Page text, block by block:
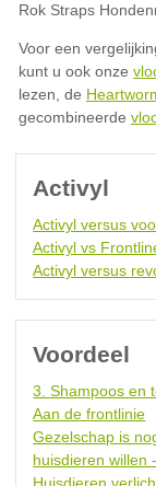
Activyl
Activyl versus
Activyl vs
Activyl versus
Voordeel
3. Shampoos en
Aan de frontlinie
Gezelschap is
huisdieren willen
Huisdieren